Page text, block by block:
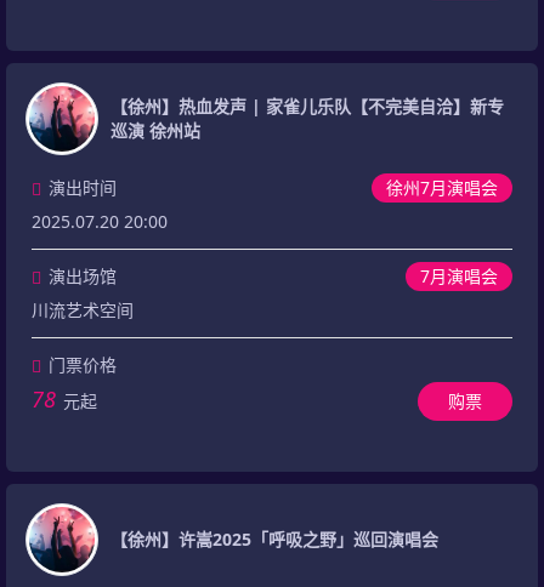
【徐州】热血发声 | 家雀儿乐队【不完美自洽】新专
巡演 徐州站
徐州7月演唱会
演出时间
2025.07.20 20:00
7月演唱会
演出场馆
川流艺术空间
门票价格
78 元起 购票
【徐州】许嵩2025「呼吸之野」巡回演唱会